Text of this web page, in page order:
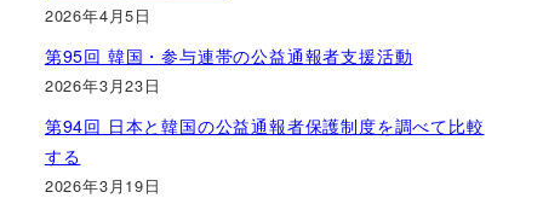
2026年4月5日
第95回 韓国・参与連帯の公益通報者支援活動
2026年3月23日
第94回 日本と韓国の公益通報者保護制度を調べて比較
する
2026年3月19日